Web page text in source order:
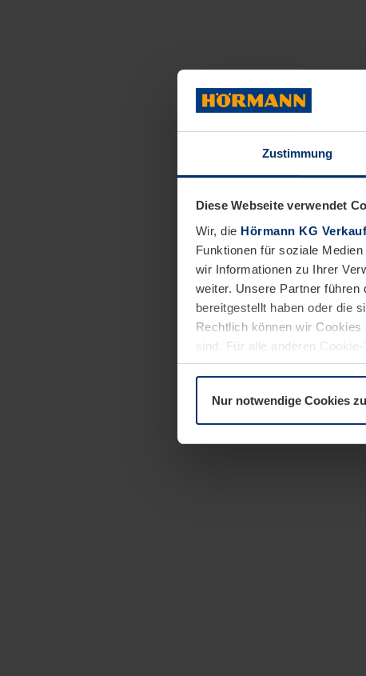
Zustimmung
Diese Webseite verwendet
Wir, die Hörmann KG
Funktionen für soziale
wir Informationen zu Ihrer
weiter. Unsere Partner
bereitgestellt haben oder die
Rechtlich können wir
sind. Für alle anderen
Erläuterung auf der Seite
Nur notwendige Cookies